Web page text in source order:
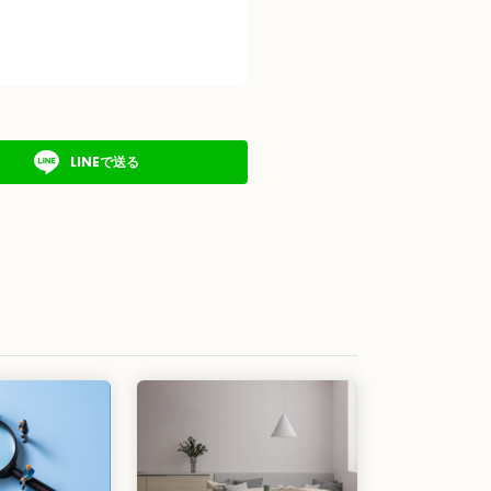
LINEで送る